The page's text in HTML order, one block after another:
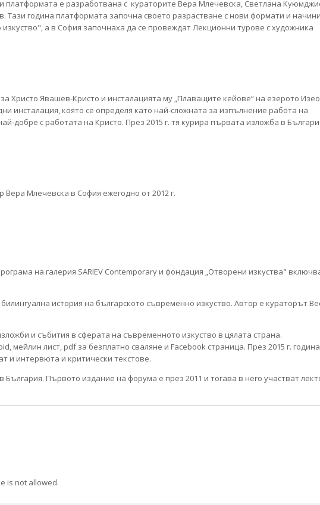
е разработвана с кураторите Вера Млечевска, Светлана
година платформата започна своето разрастване с нови формати и
а в София започнаха да се провеждат Лекционни турове с художника
Христо Явашев-Кристо и инсталацията му „Плаващите кейове“ на езерото
инсталация, която се определя като най-сложната за изпълнение работа на
добре с работата на Кристо. През 2015 г. тя курира първата изложба в
Млечевска в София ежегодно от 2012 г.
на галерия SARIEV Contemporary и фондация „Отворени изкуства"
история на българското съвременно изкуство. Автор е кураторът
и събития в сферата на съвременното изкуство в цялата страна.
мейлин лист, pdf за безплатно сваляне и Facebook страница. През 2015 г. година
и интервюта и критически текстове.
Първото издание на форума е през 2011 и тогава в него участват
is not allowed.